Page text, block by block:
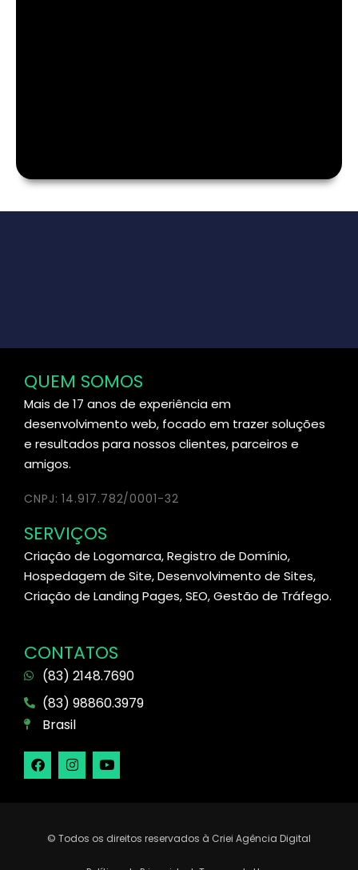
QUEM SOMOS
Mais de 17 anos de experiência em
desenvolvimento web, focado em trazer soluções
e resultados para nossos clientes, parceiros e
amigos.
CNPJ: 14.917.782/0001-32
SERVIÇOS
Criação de Logomarca, Registro de Domínio,
Hospedagem de Site, Desenvolvimento de Sites,
Criação de Landing Pages, SEO, Gestão de Tráfego.
CONTATOS
(83) 2148.7690
(83) 98860.3979
Brasil
© Todos os direitos reservados à Criei Agência Digital